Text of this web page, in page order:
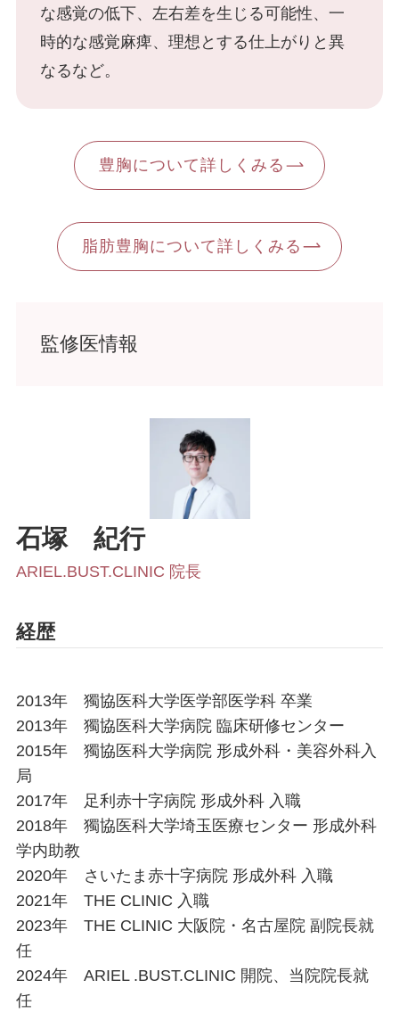
胸の脂肪吸引
お腹・ウエスト・腰の脂肪吸引
ふくらはぎ・足首の脂肪吸引
コンデンスリッチファット（CRF）豊胸
シリコンバッグ豊胸・ハイブリッド豊胸・抜
TOP
- 当院について
- 初めての方へ
- おしらせ
- お問い合わせ
- 最新情報
- 症例モニター制度
- 院長紹介
- 症例写真
- 美容コラム
な感覚の低下、左右差を生じる可能性、一
時的な感覚麻痺、理想とする仕上がりと異
なるなど。
豊胸について詳しくみる
脂肪豊胸について詳しくみる
監修医情報
石塚 紀行
ARIEL.BUST.CLINIC 院長
経歴
2013年 獨協医科大学医学部医学科 卒業
2013年 獨協医科大学病院 臨床研修センター
2015年 獨協医科大学病院 形成外科・美容外科入
局
2017年 足利赤十字病院 形成外科 入職
2018年 獨協医科大学埼玉医療センター 形成外科
学内助教
2020年 さいたま赤十字病院 形成外科 入職
2021年 THE CLINIC 入職
2023年 THE CLINIC 大阪院・名古屋院 副院長就
任
2024年 ARIEL .BUST.CLINIC 開院、当院院長就
任